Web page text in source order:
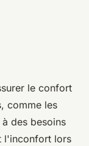
le confort
comme les
des besoins
l'inconfort lors